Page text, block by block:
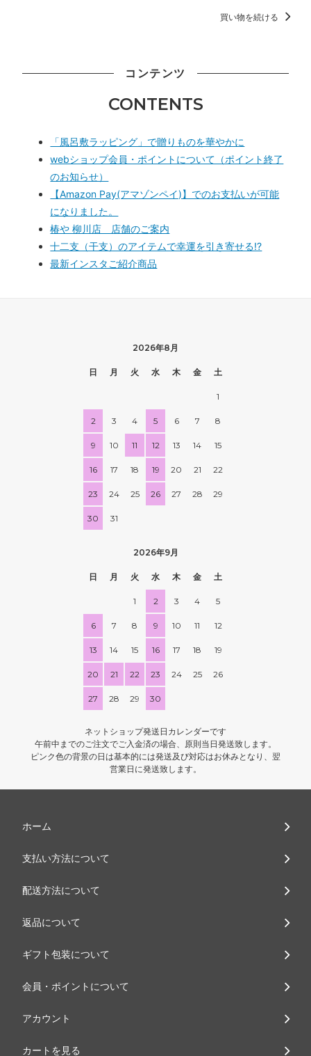
買い物を続ける
コンテンツ
CONTENTS
「風呂敷ラッピング」で贈りものを華やかに
webショップ会員・ポイントについて（ポイント終了
のお知らせ）
【Amazon Pay(アマゾンペイ)】でのお支払いが可能
になりました。
椿や 柳川店 店舗のご案内
十二支（干支）のアイテムで幸運を引き寄せる!?
最新インスタご紹介商品
2026年8月
日 月 火 水 木 金 土
1
2 3 4 5 6 7 8
9 10 11 12 13 14 15
16 17 18 19 20 21 22
23 24 25 26 27 28 29
30 31
2026年9月
日 月 火 水 木 金 土
1 2 3 4 5
6 7 8 9 10 11 12
13 14 15 16 17 18 19
20 21 22 23 24 25 26
27 28 29 30
ネットショップ発送日カレンダーです
午前中までのご注文でご入金済の場合、原則当日発送致します。
ピンク色の背景の日は基本的には発送及び対応はお休みとなり、翌
営業日に発送致します。
ホーム
支払い方法について
配送方法について
返品について
ギフト包装について
会員・ポイントについて
アカウント
カートを見る